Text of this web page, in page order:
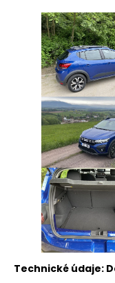
Technické údaje: